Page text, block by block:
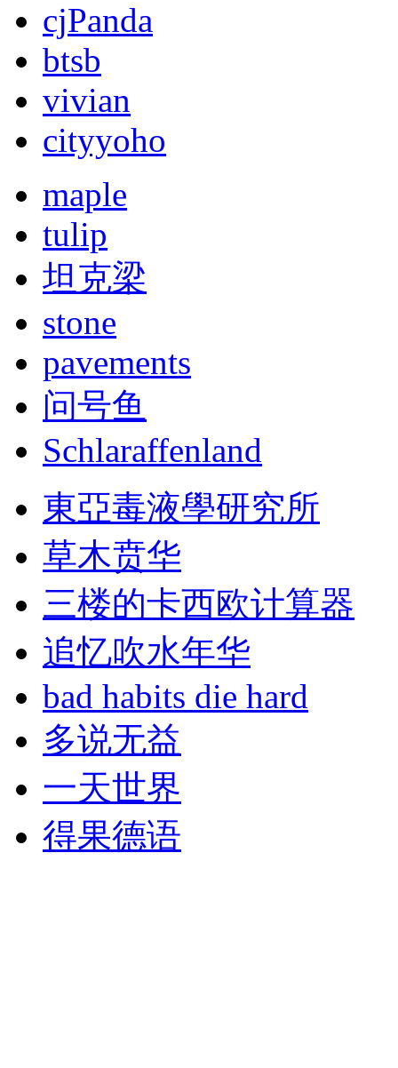
cjPanda
btsb
vivian
cityyoho
maple
tulip
坦克梁
stone
pavements
问号鱼
Schlaraffenland
東亞毒液學研究所
草木贲华
三楼的卡西欧计算器
追忆吹水年华
bad habits die hard
多说无益
一天世界
得果德语